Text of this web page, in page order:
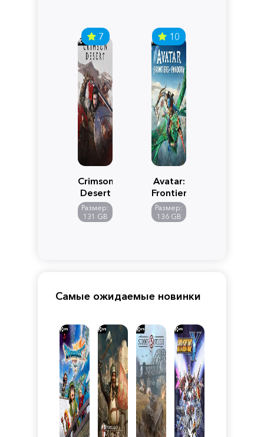
7
Crimson
Desert
Размер:
131 GB
10
Avatar:
Frontiers
of
Pandora
Размер:
136 GB
Самые ожидаемые новинки